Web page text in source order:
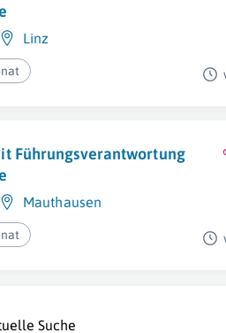
Linz
Führungsverantwortung
Mauthausen
Suche